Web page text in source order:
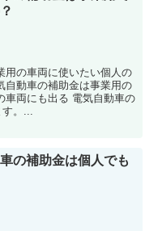
用の車両に使いたい個人の
自動車の補助金は事業用の
車両にも出る 電気自動車の
。...
の補助金は個人でも